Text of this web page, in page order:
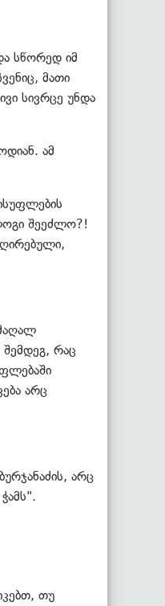
სწორედ იმ
მათი
სივრცე უნდა
ამ
შეეძლო?!
ღირებული,
შემდეგ, რაც
არც
არც
თუ